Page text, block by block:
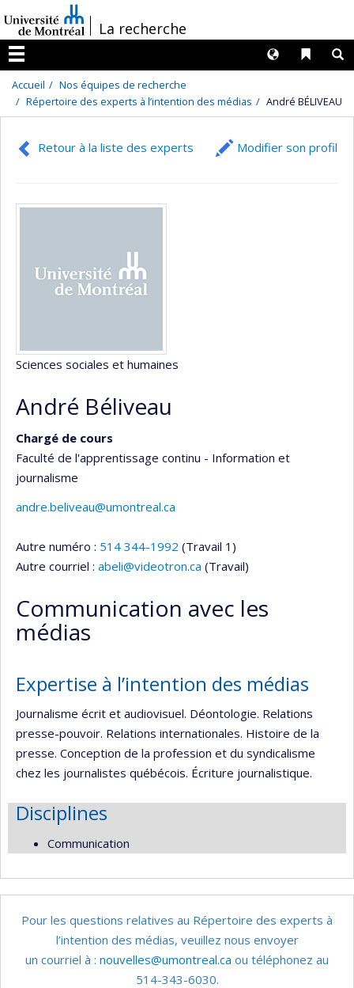
au
contenu
/La recherche
Menu
Liens
Langues
Accueil
Nos équipes de recherche
Répertoire des experts à l’intention des médias
André BÉLIVEAU
Retour à la liste des experts Modifier son profil
Sciences sociales et humaines
André Béliveau
Chargé de cours
Faculté de l'apprentissage continu - Information et
journalisme
andre.beliveau@umontreal.ca
Autre numéro : 514 344-1992 (Travail 1)
Autre courriel : abeli@videotron.ca (Travail)
Communication avec les
médias
Expertise à l’intention des médias
Journalisme écrit et audiovisuel. Déontologie. Relations
presse-pouvoir. Relations internationales. Histoire de la
presse. Conception de la profession et du syndicalisme
chez les journalistes québécois. Écriture journalistique.
Disciplines
Communication
Pour les questions relatives au Répertoire des experts à
l’intention des médias, veuillez nous envoyer
un courriel à : nouvelles@umontreal.ca ou téléphonez au
514-343-6030.